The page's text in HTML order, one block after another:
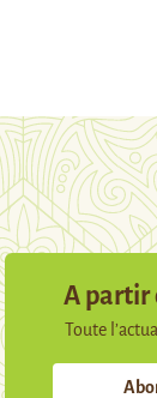
A partir
Toute